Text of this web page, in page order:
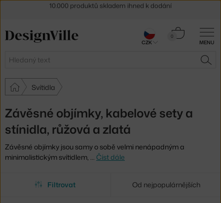
MENU
Hledat
0
Košík
Svítidla
Závěsné objímky, kabelové sety a
stínidla, růžová a zlatá
Závěsné objímky jsou samy o sobě velmi nenápadným a
minimalistickým svítidlem, … Číst dále
Filtrovat Od nejpopulárnějších
30 dní na vrácení zboží
CZK